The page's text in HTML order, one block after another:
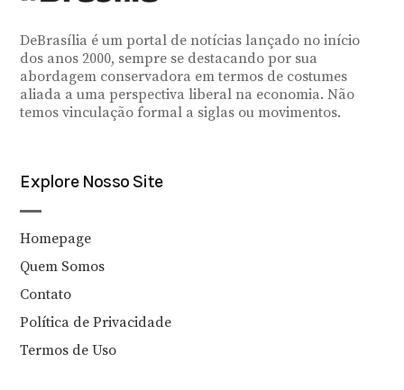
DeBrasília é um portal de notícias lançado no início
dos anos 2000, sempre se destacando por sua
abordagem conservadora em termos de costumes
aliada a uma perspectiva liberal na economia. Não
temos vinculação formal a siglas ou movimentos.
Explore Nosso Site
Homepage
Quem Somos
Contato
Política de Privacidade
Termos de Uso